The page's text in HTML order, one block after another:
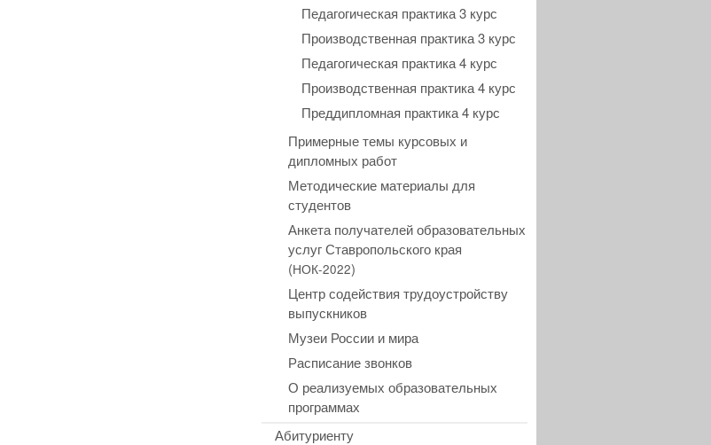
Педагогическая практика 3 курс
Производственная практика 3 курс
Педагогическая практика 4 курс
Производственная практика 4 курс
Преддипломная практика 4 курс
Примерные темы курсовых и
дипломных работ
Методические материалы для
студентов
Анкета получателей образовательных
услуг Ставропольского края
(НОК-2022)
Центр содействия трудоустройству
выпускников
Музеи России и мира
Расписание звонков
О реализуемых образовательных
программах
Абитуриенту